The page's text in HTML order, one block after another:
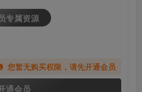
专属资源
您暂无购买权限，请先开通会员
通会员